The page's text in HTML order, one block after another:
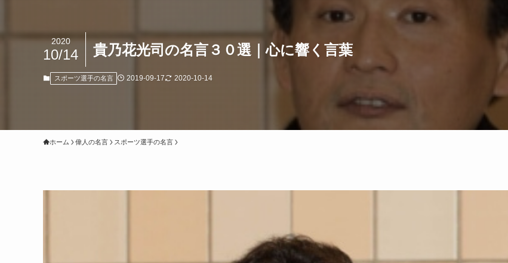
貴乃花光司の名言３０選｜心に響く言葉
2020
10/14
スポーツ選手の名言 2019-09-17 2020-10-14
ホーム 偉人の名言 スポーツ選手の名言